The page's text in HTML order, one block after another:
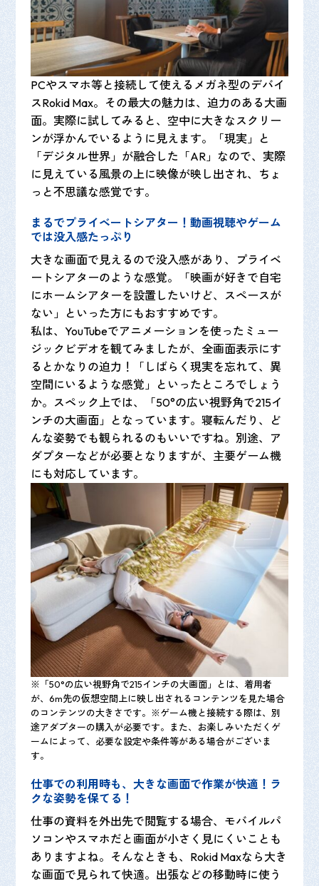
PCやスマホ等と接続して使えるメガネ型のデバイ
スRokid Max。その最大の魅力は、迫力のある大画
面。実際に試してみると、空中に大きなスクリー
ンが浮かんでいるように見えます。「現実」と
「デジタル世界」が融合した「AR」なので、実際
に見えている風景の上に映像が映し出され、ちょ
っと不思議な感覚です。
まるでプライベートシアター！動画視聴やゲーム
では没入感たっぷり
大きな画面で見えるので没入感があり、プライベ
ートシアターのような感覚。「映画が好きで自宅
にホームシアターを設置したいけど、スペースが
ない」といった方にもおすすめです。
私は、YouTubeでアニメーションを使ったミュー
ジックビデオを観てみましたが、全画面表示にす
るとかなりの迫力！「しばらく現実を忘れて、異
空間にいるような感覚」といったところでしょう
か。スペック上では、「50°の広い視野角で215イ
ンチの大画面」となっています。寝転んだり、ど
んな姿勢でも観られるのもいいですね。別途、ア
ダプターなどが必要となりますが、主要ゲーム機
にも対応しています。
※「50°の広い視野角で215インチの大画面」とは、着用者
が、6m先の仮想空間上に映し出されるコンテンツを見た場合
のコンテンツの大きさです。※ゲーム機と接続する際は、別
途アダプターの購入が必要です。また、お楽しみいただくゲ
ームによって、必要な設定や条件等がある場合がございま
す。
仕事での利用時も、大きな画面で作業が快適！ラ
クな姿勢を保てる！
仕事の資料を外出先で閲覧する場合、モバイルパ
ソコンやスマホだと画面が小さく見にくいことも
ありますよね。そんなときも、Rokid Maxなら大き
な画面で見られて快適。出張などの移動時に使う